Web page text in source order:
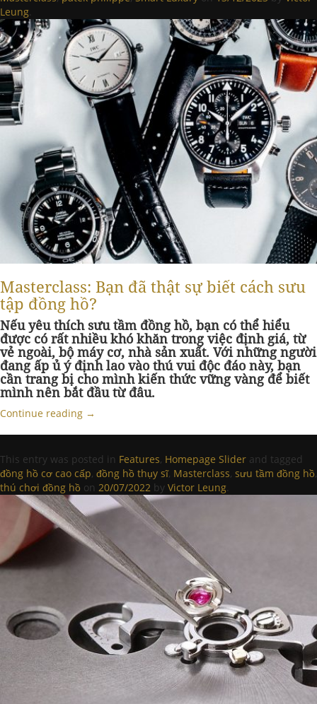
Leung.
Masterclass: Bạn đã thật sự biết cách sưu
tập đồng hồ?
Nếu yêu thích sưu tầm đồng hồ, bạn có thể hiểu
được có rất nhiều khó khăn trong việc định giá, từ
vẻ ngoài, bộ máy cơ, nhà sản xuất. Với những người
đang ấp ủ ý định lao vào thú vui độc đáo này, bạn
cần trang bị cho mình kiến thức vững vàng để biết
mình nên bắt đầu từ đâu.
Continue reading →
This entry was posted in Features, Homepage Slider and tagged
đồng hồ cơ cao cấp, đồng hồ thụy sĩ, Masterclass, sưu tầm đồng hồ,
thú chơi đồng hồ on 20/07/2022 by Victor Leung.